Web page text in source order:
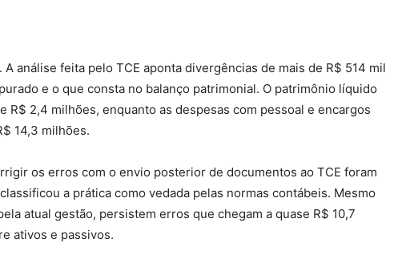
análise feita pelo TCE aponta divergências de mais de R$ 514 mil
e o que consta no balanço patrimonial. O patrimônio líquido
R$ 2,4 milhões, enquanto as despesas com pessoal e encargos
14,3 milhões.
os erros com o envio posterior de documentos ao TCE foram
a prática como vedada pelas normas contábeis. Mesmo
atual gestão, persistem erros que chegam a quase R$ 10,7
ativos e passivos.